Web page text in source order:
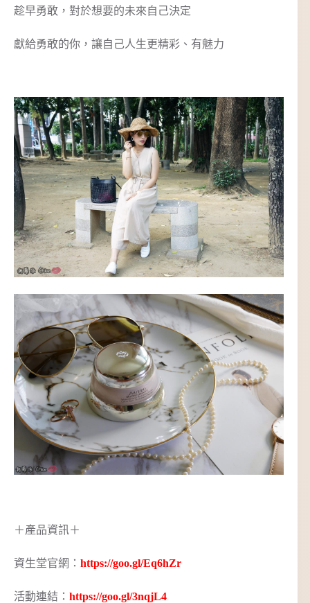
趁早勇敢，對於想要的未來自己決定
獻給勇敢的你，讓自己人生更精彩、有魅力
＋產品資訊＋
資生堂官網： https://goo.gl/Eq6hZr
活動連結： https://goo.gl/3nqjL4